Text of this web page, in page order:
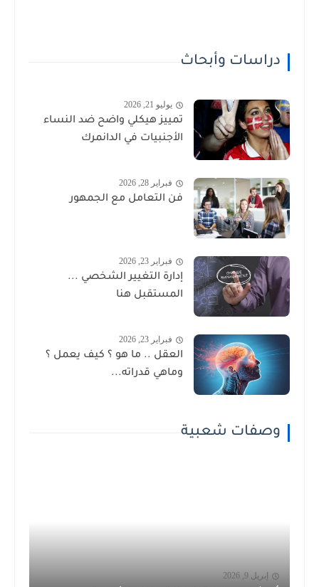
دراسات وأبحاث
يوليو 21, 2026
تمييز هيكلي واضح ضد النساء
الأجنبيات في الدانمرك
فبراير 28, 2026
فن التعامل مع الجمهور
فبراير 23, 2026
إدارة التغيير الشخصي ...
المستقبل هنا
فبراير 23, 2026
العقل .. ما هو ؟ كيف يعمل ؟
وماهي قدراته...
وصفات شعبية
إبريل 9, 2026